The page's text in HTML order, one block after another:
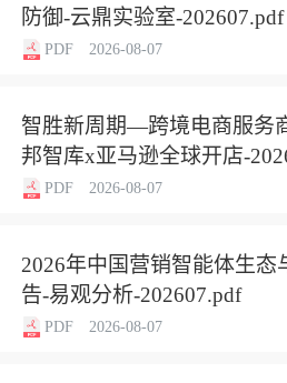
防御-云鼎实验室-202607.pdf
PDF 2026-08-07
智胜新周期—跨境电商服务
邦智库x亚马逊全球开店-
PDF 2026-08-07
2026年中国营销智能体生态
告-易观分析-202607.pdf
PDF 2026-08-07